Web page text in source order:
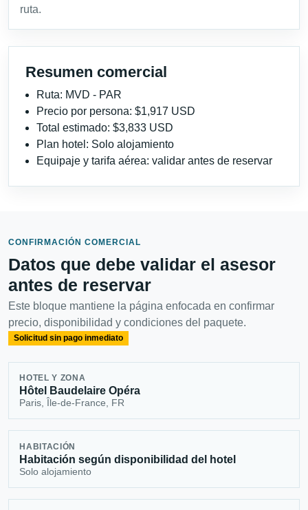
ruta.
Resumen comercial
Ruta: MVD - PAR
Precio por persona: $1,917 USD
Total estimado: $3,833 USD
Plan hotel: Solo alojamiento
Equipaje y tarifa aérea: validar antes de reservar
CONFIRMACIÓN COMERCIAL
Datos que debe validar el asesor
antes de reservar
Este bloque mantiene la página enfocada en confirmar
precio, disponibilidad y condiciones del paquete.
Solicitud sin pago inmediato
HOTEL Y ZONA
Hôtel Baudelaire Opéra
Paris, Île-de-France, FR
HABITACIÓN
Habitación según disponibilidad del hotel
Solo alojamiento